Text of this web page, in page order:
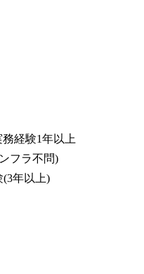
経験1年以上
フラ不問)
(3年以上)